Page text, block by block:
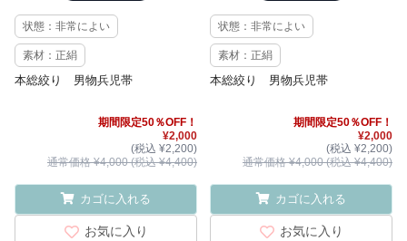
状態：非常によい
素材：正絹
本総絞り 男物兵児帯
期間限定50％OFF！
¥2,000
(税込 ¥2,200)
通常価格 ¥4,000 (税込 ¥4,400)
カゴに入れる
お気に入り
状態：非常によい
素材：正絹
本総絞り 男物兵児帯
期間限定50％OFF！
¥2,000
(税込 ¥2,200)
通常価格 ¥4,000 (税込 ¥4,400)
カゴに入れる
お気に入り